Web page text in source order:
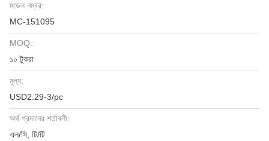
মডেল নম্বর:
MC-151095
MOQ.:
১০ টুকরা
মূল্য:
USD2.29-3/pc
অর্থ প্রদানের শর্তাবলী:
এল/সি, টি/টি